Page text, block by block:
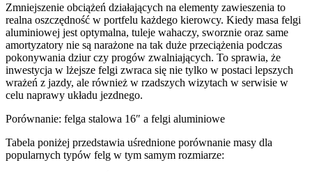
Zmniejszenie obciążeń działających na elementy zawieszenia to
realna oszczędność w portfelu każdego kierowcy. Kiedy masa felgi
aluminiowej jest optymalna, tuleje wahaczy, sworznie oraz same
amortyzatory nie są narażone na tak duże przeciążenia podczas
pokonywania dziur czy progów zwalniających. To sprawia, że
inwestycja w lżejsze felgi zwraca się nie tylko w postaci lepszych
wrażeń z jazdy, ale również w rzadszych wizytach w serwisie w
celu naprawy układu jezdnego.
Porównanie: felga stalowa 16″ a felgi aluminiowe
Tabela poniżej przedstawia uśrednione porównanie masy dla
popularnych typów felg w tym samym rozmiarze: